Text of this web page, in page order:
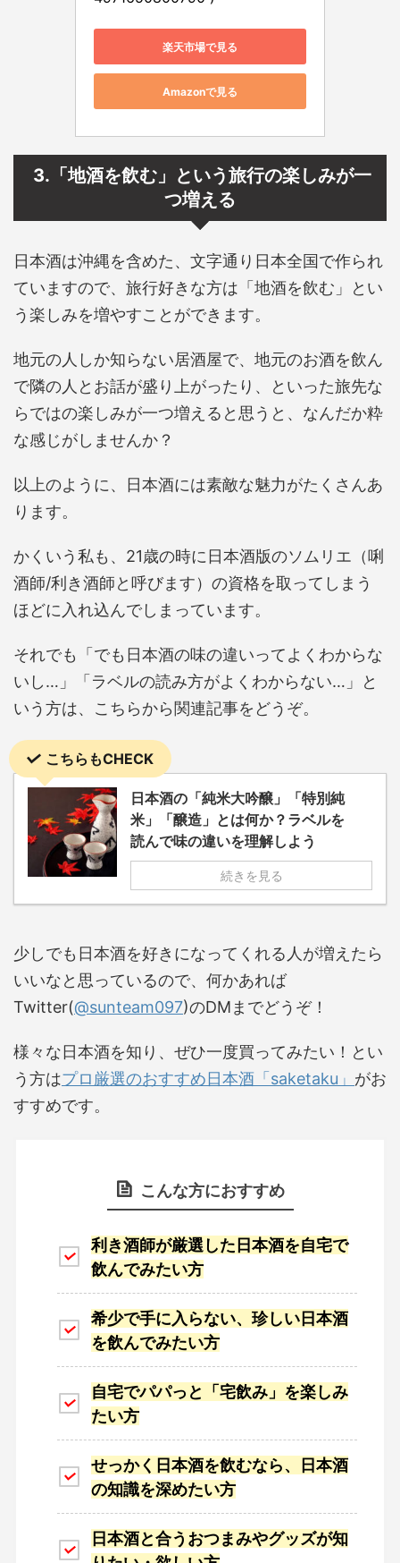
楽天市場で見る
Amazonで見る
3.「地酒を飲む」という旅行の楽しみが一
つ増える
日本酒は沖縄を含めた、文字通り日本全国で作られ
ていますので、旅行好きな方は「地酒を飲む」とい
う楽しみを増やすことができます。
地元の人しか知らない居酒屋で、地元のお酒を飲ん
で隣の人とお話が盛り上がったり、といった旅先な
らではの楽しみが一つ増えると思うと、なんだか粋
な感じがしませんか？
以上のように、日本酒には素敵な魅力がたくさんあ
ります。
かくいう私も、21歳の時に日本酒版のソムリエ（唎
酒師/利き酒師と呼びます）の資格を取ってしまう
ほどに入れ込んでしまっています。
それでも「でも日本酒の味の違いってよくわからな
いし…」「ラベルの読み方がよくわからない…」と
いう方は、こちらから関連記事をどうぞ。
こちらもCHECK
日本酒の「純米大吟醸」「特別純
米」「醸造」とは何か？ラベルを
読んで味の違いを理解しよう
続きを見る
少しでも日本酒を好きになってくれる人が増えたら
いいなと思っているので、何かあれば
Twitter(@sunteam097)のDMまでどうぞ！
様々な日本酒を知り、ぜひ一度買ってみたい！とい
う方はプロ厳選のおすすめ日本酒「saketaku」 がお
すすめです。
こんな方におすすめ
利き酒師が厳選した日本酒を自宅で
飲んでみたい方
希少で手に入らない、珍しい日本酒
を飲んでみたい方
自宅でパパっと「宅飲み」を楽しみ
たい方
せっかく日本酒を飲むなら、日本酒
の知識を深めたい方
日本酒と合うおつまみやグッズが知